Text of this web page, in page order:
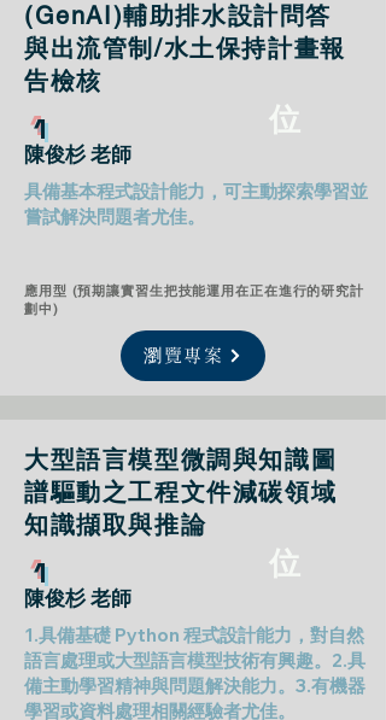
(GenAI)輔助排水設計問答
與出流管制/水土保持計畫報
告檢核
1​ 位
陳俊杉 老師
具備基本程式設計能力，可主動探索學習並
嘗試解決問題者尤佳。
應用型 (預期讓實習生把技能運用在正在進行的研究計
劃中)
瀏覽專案
大型語言模型微調與知識圖
譜驅動之工程文件減碳領域
知識擷取與推論
1​ 位
陳俊杉 老師
1.具備基礎 Python 程式設計能力，對自然
語言處理或大型語言模型技術有興趣。2.具
備主動學習精神與問題解決能力。3.有機器
學習或資料處理相關經驗者尤佳。